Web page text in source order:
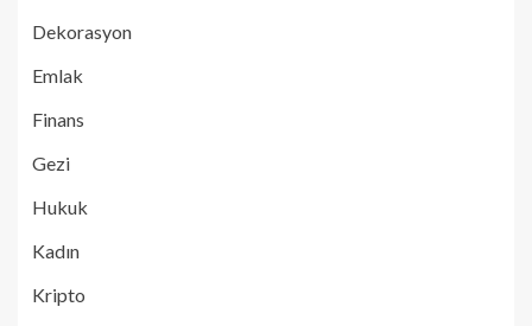
Dekorasyon
Emlak
Finans
Gezi
Hukuk
Kadın
Kripto